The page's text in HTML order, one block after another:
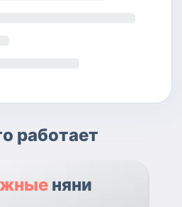
работает
няни